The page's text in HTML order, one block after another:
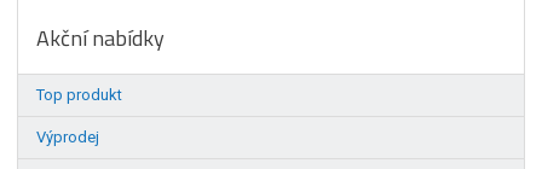
Akční nabídky
Top produkt
Výprodej